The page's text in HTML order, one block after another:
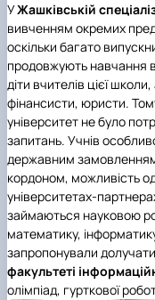
УЖашківській
вивченням окремих
оскільки багато
продовжують навчання в
діти вчителів цієї
фінансисти, юристи.
університет не було
запитань. Учнів
державним
кордоном, можливість
університетах-
займаються науковою
математику,
запропонували
факультеті
олімпіад, гурткової